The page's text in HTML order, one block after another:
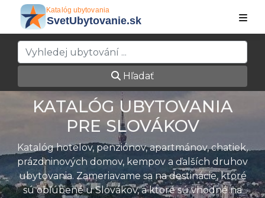
Hľadať
KATALÓG UBYTOVANIA
PRE SLOVÁKOV
Katalóg hotelov, penziónov, apartmánov, chatiek,
prázdninových domov, kempov a ďalších druhov
ubytovania. Zameriavame sa na destinácie, ktoré
sú obľúbené u Slovákov, a ktoré sú vhodné na